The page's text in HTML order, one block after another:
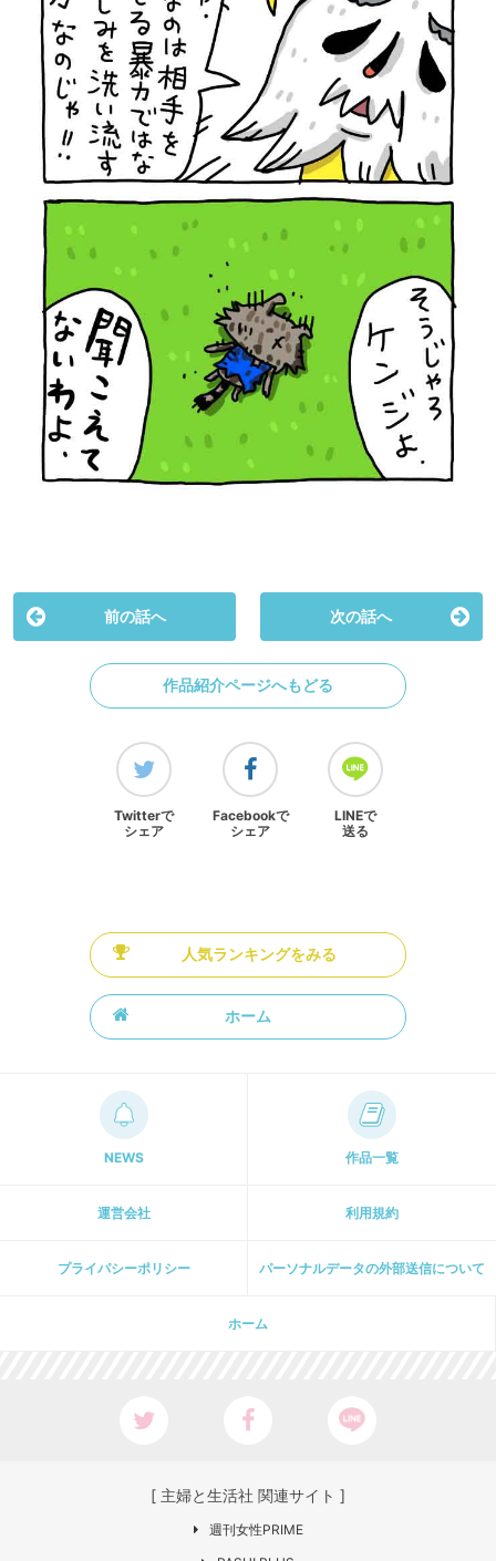
前の話へ 次の話へ
作品紹介ページへもどる
Twitterで
シェア
Facebookで
シェア
LINEで
送る
人気ランキングをみる
ホーム
NEWS 作品一覧
運営会社 利用規約
プライパシーポリシー パーソナルデータの外部送信について
ホーム
[ 主婦と生活社 関連サイト ]
週刊女性PRIME